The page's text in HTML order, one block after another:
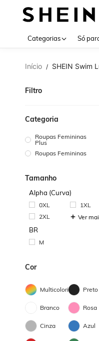
Categorias Só
Início / SHEIN Swim
Filtro
Categoria
Roupas Femininas
Plus
Roupas Femininas
Tamanho
Alpha (Curva)
0XL
1XL
2XL
Ver
BR
M
Cor
Multicolorido Preto
Branco Rosa
Cinza Azul